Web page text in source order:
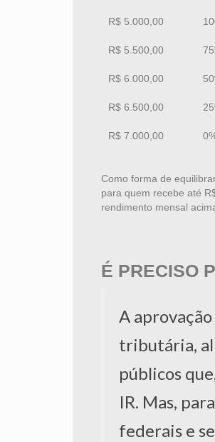
R$ 5.000,00
R$ 5.500,00
R$ 6.000,00
R$ 6.500,00
R$ 7.000,00
Como forma de
para quem recebe até
rendimento mensal
É PRECISO
A
tributária,
públicos
IR. Mas,
federais e